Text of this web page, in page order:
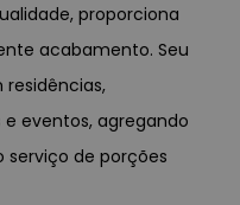
proporciona
acabamento. Seu
eventos, agregando
de porções